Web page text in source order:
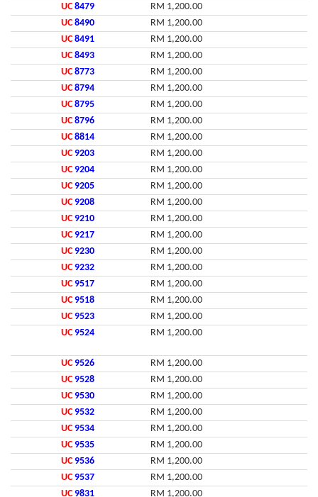
UC 8479
RM 1,200.00
UC 8490
RM 1,200.00
UC 8491
RM 1,200.00
UC 8493
RM 1,200.00
UC 8773
RM 1,200.00
UC 8794
RM 1,200.00
UC 8795
RM 1,200.00
UC 8796
RM 1,200.00
UC 8814
RM 1,200.00
UC 9203
RM 1,200.00
UC 9204
RM 1,200.00
UC 9205
RM 1,200.00
UC 9208
RM 1,200.00
UC 9210
RM 1,200.00
UC 9217
RM 1,200.00
UC 9230
RM 1,200.00
UC 9232
RM 1,200.00
UC 9517
RM 1,200.00
UC 9518
RM 1,200.00
UC 9523
RM 1,200.00
UC 9524 RM 1,200.00
UC 9526
RM 1,200.00
UC 9528
RM 1,200.00
UC 9530
RM 1,200.00
UC 9532
RM 1,200.00
UC 9534
RM 1,200.00
UC 9535
RM 1,200.00
UC 9536
RM 1,200.00
UC 9537
RM 1,200.00
UC 9831
RM 1,200.00